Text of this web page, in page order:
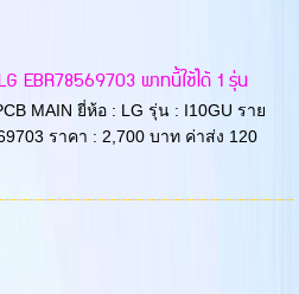
EBR78569703 พาทนี้ใช้ได้ 1 รุ่น
MAIN ยี่ห้อ : LG รุ่น : I10GU ราย
ราคา : 2,700 บาท ค่าส่ง 120